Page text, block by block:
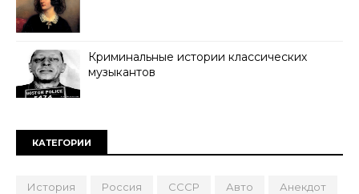
Криминальные истории классических
музыкантов
КАТЕГОРИИ
История Россия СССР Авто Анекдот